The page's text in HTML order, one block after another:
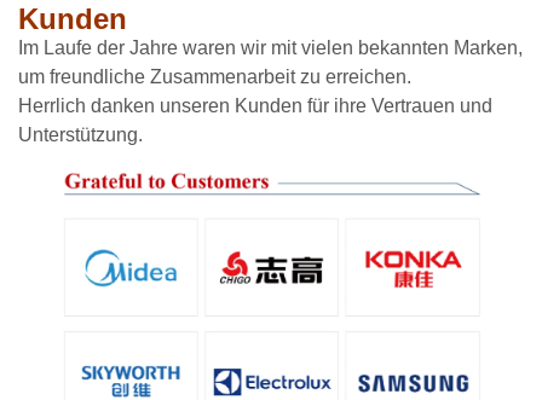
Kunden
Im Laufe der Jahre waren wir mit vielen bekannten Marken,
um freundliche Zusammenarbeit zu erreichen.
Herrlich danken unseren Kunden für ihre Vertrauen und
Unterstützung.